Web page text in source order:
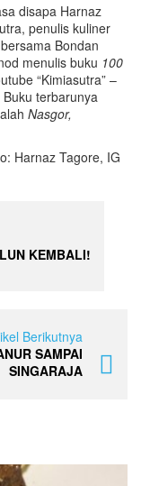
disapa Harnaz
penulis kuliner
Bondan
menulis buku 100
“Kimiasutra” –
terbarunya
Nasgor,
Harnaz Tagore, IG
KEMBALI!
Berikutnya
SAMPAI
SINGARAJA